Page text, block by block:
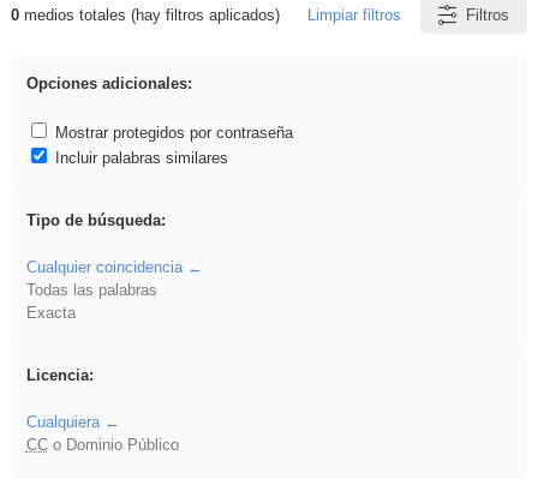
Resultados de: islamismo
0medios totales (hay filtros aplicados) Limpiar filtros Filtros
Opciones adicionales:
Mostrar protegidos por contraseña
Incluir palabras similares
Tipo de búsqueda:
Cualquier coincidencia
Todas las palabras
Exacta
Licencia:
Cualquiera
CCo Dominio Público